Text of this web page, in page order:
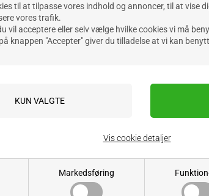
til at tilpasse vores indhold og annoncer, til at vise
vores trafik.
vil acceptere eller selv vælge hvilke cookies vi må
knappen "Accepter" giver du tilladelse at vi kan
Markedsføring
Vis cookie detaljer
3,66DKK